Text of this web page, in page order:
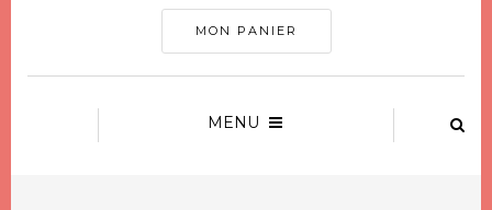
MON PANIER
MENU